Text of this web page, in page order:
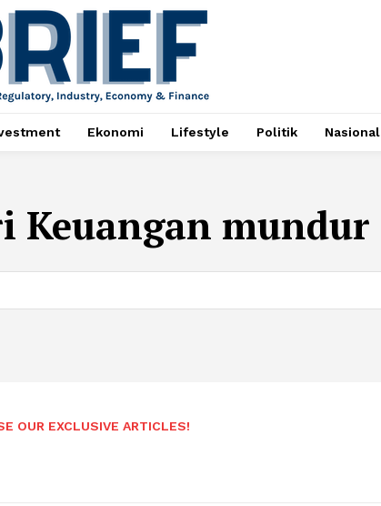
Ekonomi Lifestyle Politik Nasional
Keuangan mundur
OUR EXCLUSIVE ARTICLES!